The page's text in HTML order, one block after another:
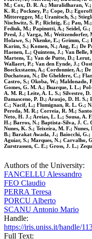
M.; Cox, D. R. A.; Muralidharan,
K. R.; Pockney, P.; Cope, D.;
Mitteregger, M.; Uranitsch, S.;
Nischwitz, S. P.; Richtig, E.; Pau,
Fediuk, M.; Papinutti, A.; Seidel,
Presl, J.; Varga, M.; Weitzendorfer,
Holawe, S.; Nkenke, E.; Grimm,
Karim, S.; Komen, N.; Ang, E.; De
Haenen, L.; Quintens, J.; Van Belle,
Martens, T.; Van de Putte, D.;
Wallaert, P.; Van den Eynde, J.;
Boeckxstaens, A.; Cordonnier, A.;
Duchateau, N.; De Gheldere, C.;
Castro, S.; Okoba, W.; Maldonado,
Gomes, G. M. A.; Buarque, I. L.;
A. M. R.; Leite, A. L. S.; Silvestre,
Damasceno, P. D.; Araujo, D. H.
C.; Nacif, L.; Flumignan, R. L. G.;
Pereda, M. R.; Correia, R. M.;
Neto, H. J.; Areias, L. L.; Sousa, A.
H.; Barros, N.; Baptista-Silva, J. C.
Nunes, K. S.; Teixeira, M. F.;
B.; Barakat Awada, J.; Baiocchi,
Aguiar, S.; Marques, N.; Carvalho,
Zurstrassen, C. E.; Gross, J. L.;
Authors of the University:
FANCELLU Alessandro
FEO Claudio
PERRA Teresa
PORCU Alberto
SCANU Antonio Mario
Handle:
https://iris.uniss.it/handle/
Full Text: